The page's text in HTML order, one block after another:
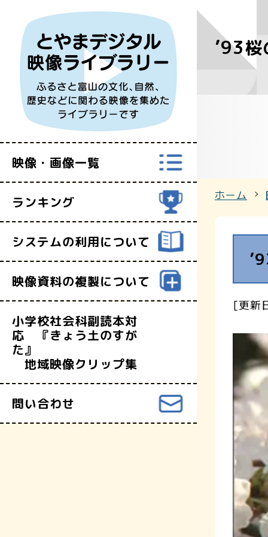
映像・画像一覧
すべての
ランキング
システムの利用について
映像資料の複製について
小学校社会科副読本対
応 『きょう土のすが
た』
地域映像クリップ集
問い合わせ
’93
ホーム
[更新